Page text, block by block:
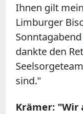
Ihnen gilt
Limburger
Sonntagabend
dankte den
sind."
Krämer: